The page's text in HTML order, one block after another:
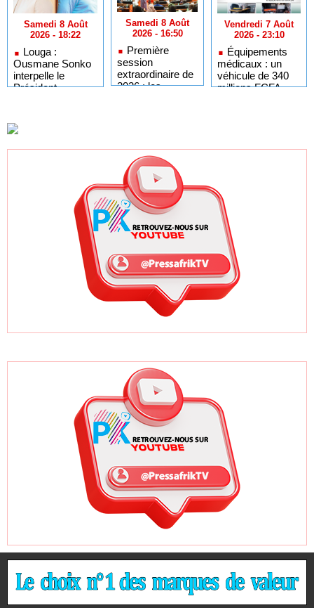
Samedi 8 Août
2026 - 18:22
Louga :
Ousmane Sonko
interpelle le
Président
élections locales
Samedi 8 Août
2026 - 16:50
Première
session
extraordinaire de
2026 : les
Vendredi 7 Août
2026 - 23:10
Équipements
médicaux : un
véhicule de 340
millions FCFA